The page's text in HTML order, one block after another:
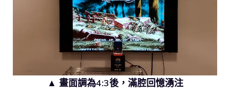
▲ 畫面調為4:3後，滿腔回憶湧注